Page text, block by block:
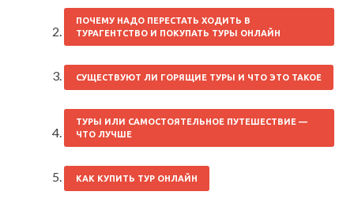
ПОЧЕМУ НАДО ПЕРЕСТАТЬ ХОДИТЬ В
ТУРАГЕНТСТВО И ПОКУПАТЬ ТУРЫ ОНЛАЙН
СУЩЕСТВУЮТ ЛИ ГОРЯЩИЕ ТУРЫ И ЧТО ЭТО ТАКОЕ
ТУРЫ ИЛИ САМОСТОЯТЕЛЬНОЕ ПУТЕШЕСТВИЕ —
ЧТО ЛУЧШЕ
КАК КУПИТЬ ТУР ОНЛАЙН